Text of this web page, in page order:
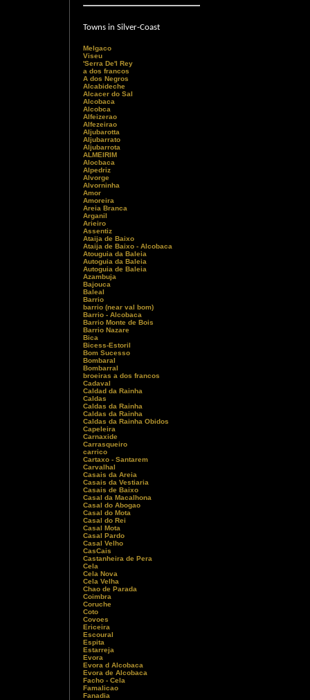
Towns in Silver-Coast
Melgaco
Viseu
'Serra De'l Rey
a dos francos
A dos Negros
Alcabideche
Alcacer do Sal
Alcobaca
Alcobca
Alfeizerao
Alfezeirao
Aljubarotta
Aljubarrato
Aljubarrota
ALMEIRIM
Alocbaca
Alpedriz
Alvorge
Alvorninha
Amor
Amoreira
Areia Branca
Arganil
Arieiro
Assentiz
Ataija de Baixo
Ataija de Baixo - Alcobaca
Atouguia da Baleia
Autoguia da Baleia
Autoguia de Baleia
Azambuja
Bajouca
Baleal
Barrio
barrio (near val bom)
Barrio - Alcobaca
Barrio Monte de Bois
Barrio Nazare
Bica
Bicess-Estoril
Bom Sucesso
Bombaral
Bombarral
broeiras a dos francos
Cadaval
Caldad da Rainha
Caldas
Caldas da Rainha
Caldas da Rainha
Caldas da Rainha Obidos
Capeleira
Carnaxide
Carrasqueiro
carrico
Cartaxo - Santarem
Carvalhal
Casais da Areia
Casais da Vestiaria
Casais de Baixo
Casal da Macalhona
Casal do Abogao
Casal do Mota
Casal do Rei
Casal Mota
Casal Pardo
Casal Velho
CasCais
Castanheira de Pera
Cela
Cela Nova
Cela Velha
Chao de Parada
Coimbra
Coruche
Coto
Covoes
Ericeira
Escoural
Espita
Estarreja
Evora
Evora d Alcobaca
Evora de Alcobaca
Facho - Cela
Famalicao
Fanadia